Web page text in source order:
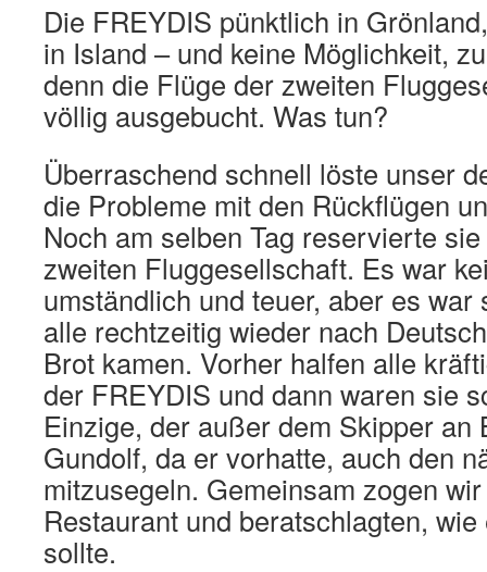
Die FREYDIS pünktlich in
in Island – und keine Möglichkeit,
denn die Flüge der zweiten
völlig ausgebucht. Was tun?
Überraschend schnell löste unser
die Probleme mit den Rückflügen
Noch am selben Tag reservierte
zweiten Fluggesellschaft. Es war
umständlich und teuer, aber es
alle rechtzeitig wieder nach
Brot kamen. Vorher halfen alle
der FREYDIS und dann waren sie
Einzige, der außer dem Skipper an
Gundolf, da er vorhatte, auch den
mitzusegeln. Gemeinsam zogen
Restaurant und beratschlagten,
sollte.